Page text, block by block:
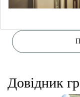
Довідник